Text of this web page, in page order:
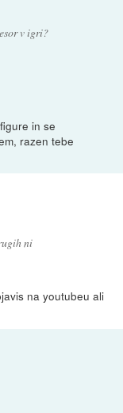
v igri?
in se
razen tebe
ni
na youtubeu ali